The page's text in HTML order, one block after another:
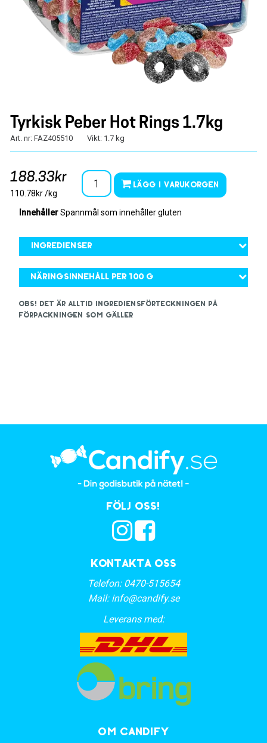
Tyrkisk Peber Hot Rings 1.7kg
Art. nr: FAZ405510 Vikt: 1.7 kg
188.33kr
110.78kr /kg
Lägg i varukorgen
InnehållerSpannmål som innehåller gluten
Ingredienser
Näringsinnehåll per 100 g
OBS! Det är alltid ingrediensförteckningen på
förpackningen som gäller
Kontakta oss
Telefon: 0470-515654
Mail: info@candify.se
Leverans med:
Följ oss!
OM CANDIFY